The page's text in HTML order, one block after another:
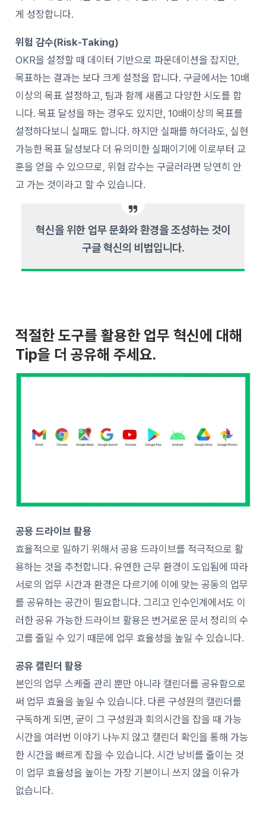
게 성장합니다.
위험 감수(Risk-Taking)
OKR을 설정할 때 데이터 기반으로 파운데이션을 잡지만,
목표하는 결과는 보다 크게 설정을 합니다. 구글에서는 10배
이상의 목표 설정하고, 팀과 함께 새롭고 다양한 시도를 합
니다. 목표 달성을 하는 경우도 있지만, 10배이상의 목표를
설정하다보니 실패도 합니다. 하지만 실패를 하더라도, 실현
가능한 목표 달성보다 더 유의미한 실패이기에 이로부터 교
훈을 얻을 수 있으므로, 위험 감수는 구글러라면 당연히 안
고 가는 것이라고 할 수 있습니다.
혁신을 위한 업무 문화와 환경을 조성하는 것이
구글 혁신의 비법입니다.
적절한 도구를 활용한 업무 혁신에 대해
Tip을 더 공유해 주세요.
공용 드라이브 활용
효율적으로 일하기 위해서 공용 드라이브를 적극적으로 활
용하는 것을 추천합니다. 유연한 근무 환경이 도입됨에 따라
서로의 업무 시간과 환경은 다르기에 이에 맞는 공동의 업무
를 공유하는 공간이 필요합니다. 그리고 인수인계에서도 이
러한 공유 가능한 드라이브 활용은 번거로운 문서 정리의 수
고를 줄일 수 있기 때문에 업무 효율성을 높일 수 있습니다.
공유 캘린더 활용
본인의 업무 스케줄 관리 뿐만 아니라 캘린더를 공유함으로
써 업무 효율을 높일 수 있습니다. 다른 구성원의 캘린더를
구독하게 되면, 굳이 그 구성원과 회의시간을 잡을 때 가능
시간을 여러번 이야기 나누지 않고 캘린더 확인을 통해 가능
한 시간을 빠르게 잡을 수 있습니다. 시간 낭비를 줄이는 것
이 업무 효율성을 높이는 가장 기본이니 쓰지 않을 이유가
없습니다.